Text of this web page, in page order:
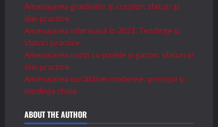
Amenajarea gradinilor și curților: sfaturi și
idei practice.
Amenajarea interioară în 2023: Tendințe și
sfaturi practice.
Amenajarea curții cu pavele și gazon: sfaturi și
idei practice.
Amenajarea bucătăriei moderne: principii și
tendințe cheie.
ABOUT THE AUTHOR